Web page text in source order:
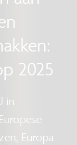
2025
in
Europa